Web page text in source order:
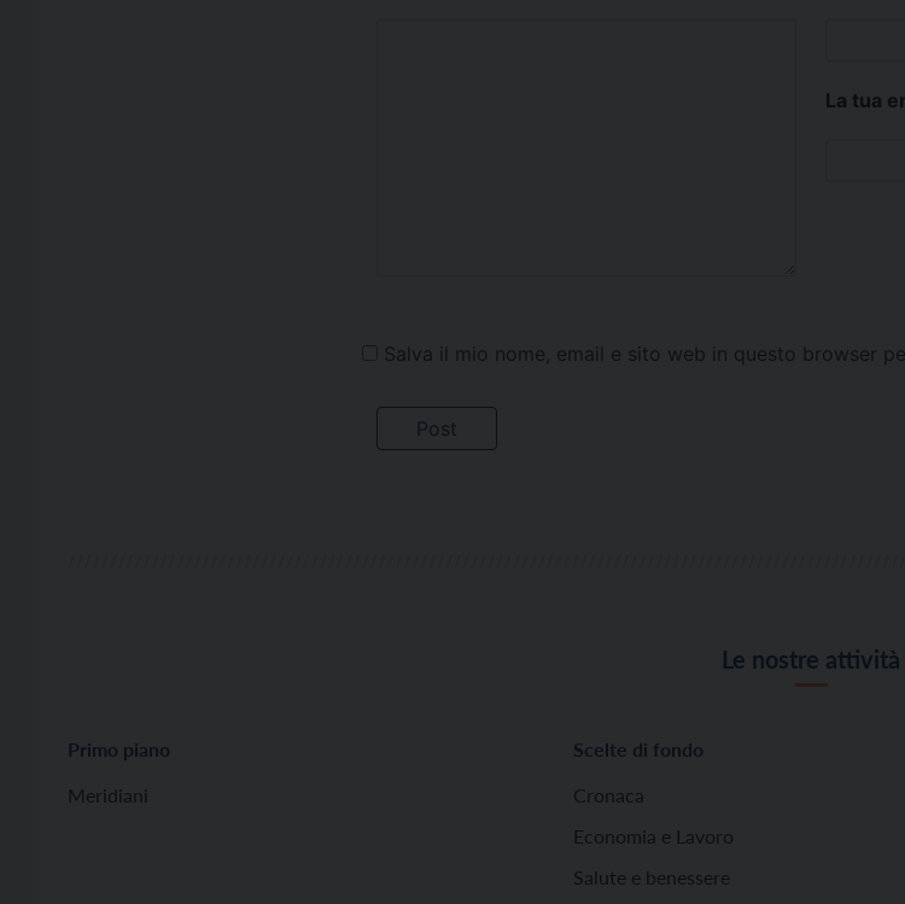
La tua
Salva il mio nome, email e sito web in questo browser
Le nostre attività
Primo piano
Meridiani
Scelte di fondo
Cronaca
Economia e Lavoro
Salute e benessere